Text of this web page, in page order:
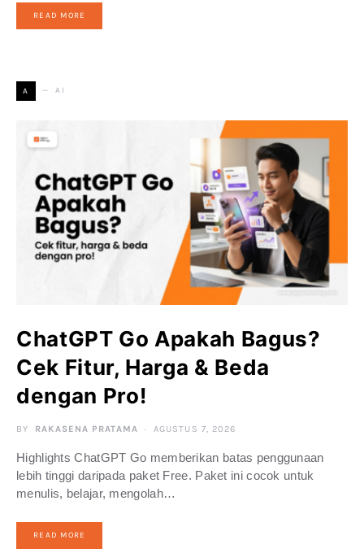
READ MORE
A AI
ChatGPT Go Apakah Bagus?
Cek Fitur, Harga & Beda
dengan Pro!
BY RAKASENA PRATAMA AGUSTUS 7, 2026
Highlights ChatGPT Go memberikan batas penggunaan
lebih tinggi daripada paket Free. Paket ini cocok untuk
menulis, belajar, mengolah…
READ MORE